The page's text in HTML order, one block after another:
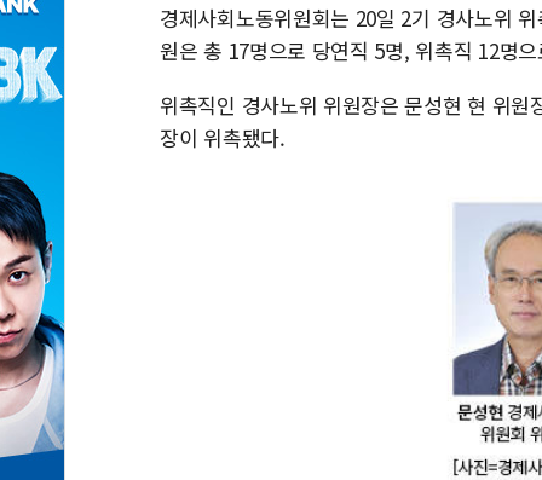
경제사회노동위원회는 20일 2기 경사노위
원은 총 17명으로 당연직 5명, 위촉직 12명
위촉직인 경사노위 위원장은 문성현 현 위
장이 위촉됐다.